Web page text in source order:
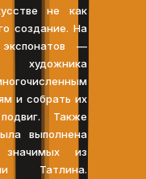
не как
создание. На
—
и собрать их
Также
выполнена
значимых из
Татлина.